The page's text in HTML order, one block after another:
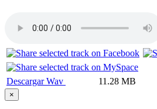
Descargar Wav 11.28 MB
×